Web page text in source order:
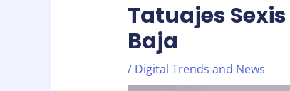
Tatuajes
Baja
/ Digital Trends and News